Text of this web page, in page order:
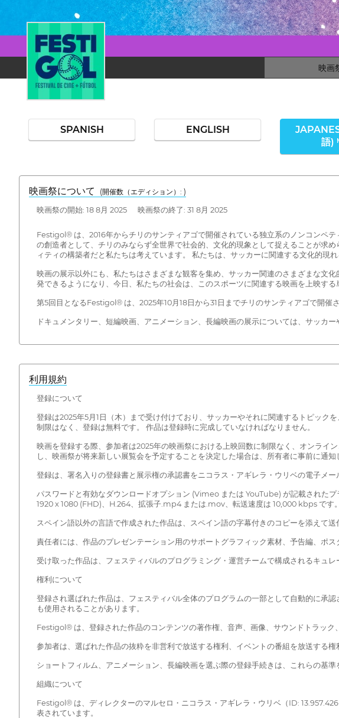
映画
SPANISH ENGLISH
語)
映画祭について (開催数（エディション）: )
映画祭の開始: 18 8月 2025 映画祭の終了: 31 8月 2025
Festigol® は、2016年からチリのサンティアゴで開催されている独立系のノンコンペ
の創造者として、チリのみならず全世界で社会的、文化的現象として捉えることが求
ィティの構築者だと私たちは考えています。 私たちは、サッカーに関連する文化的現
映画の展示以外にも、私たちはさまざまな観客を集め、サッカー関連のさまざまな文
発できるようになり、今日、私たちの社会は、このスポーツに関連する映画を上映す
第5回目となるFestigol® は、2025年10月18日から31日までチリのサンティアゴで開催
ドキュメンタリー、短編映画、アニメーション、長編映画の展示については、サッカ
利用規約
登録について
登録は2025年5月1日（木）まで受け付けており、サッカーやそれに関連するトピック
制限はなく、登録は無料です。 作品は登録時に完成していなければなりません。
映画を登録する際、参加者は2025年の映画祭における上映回数に制限なく、オンライ
し、映画祭が将来新しい展覧会を予定することを決定した場合は、所有者に事前に通知
登録は、署名入りの登録書と展示権の承認書をニコラス・アギレラ・ウリベの電子
パスワードと有効なダウンロードオプション (Vimeo または YouTube) が記載された
1920 x 1080 (FHD)、H.264、拡張子.mp4 または.mov、転送速度は 10,000 kbps です。
スペイン語以外の言語で作成された作品は、スペイン語の字幕付きのコピーを添えて送
責任者には、作品のプレゼンテーション用のサポートグラフィック素材、予告編、ポ
受け取った作品は、フェスティバルのプログラミング・運営チームで構成されるキュ
権利について
登録され選ばれた作品は、フェスティバル全体のプログラムの一部として自動的に承
も使用されることがあります。
Festigol® は、登録された作品のコンテンツの著作権、音声、画像、サウンドトラック
参加者は、選ばれた作品の抜粋を非営利で放送する権利、イベントの番組を放送する
ショートフィルム、アニメーション、長編映画を選ぶ際の登録手続きは、これらの基
組織について
Festigol® は、ディレクターのマルセロ・ニコラス・アギレラ・ウリベ（ID:
表されています。